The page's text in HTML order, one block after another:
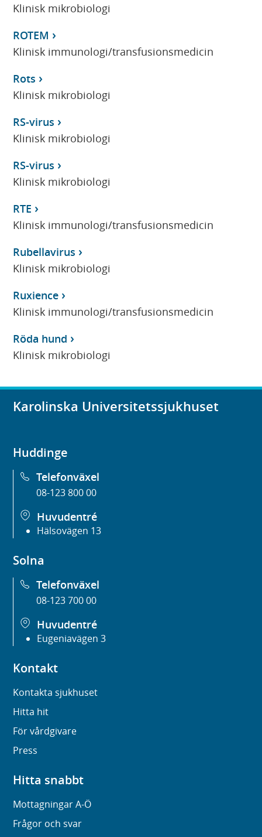
Klinisk mikrobiologi
ROTEM
Klinisk immunologi/transfusionsmedicin
Rots
Klinisk mikrobiologi
RS-virus
Klinisk mikrobiologi
RS-virus
Klinisk mikrobiologi
RTE
Klinisk immunologi/transfusionsmedicin
Rubellavirus
Klinisk mikrobiologi
Ruxience
Klinisk immunologi/transfusionsmedicin
Röda hund
Klinisk mikrobiologi
Karolinska Universitetssjukhuset
Huddinge
Telefonväxel
08-123 800 00
Huvudentré
Hälsovägen 13
Solna
Telefonväxel
08-123 700 00
Huvudentré
Eugeniavägen 3
Kontakt
Kontakta sjukhuset
Hitta hit
För vårdgivare
Press
Hitta snabbt
Mottagningar A-Ö
Frågor och svar